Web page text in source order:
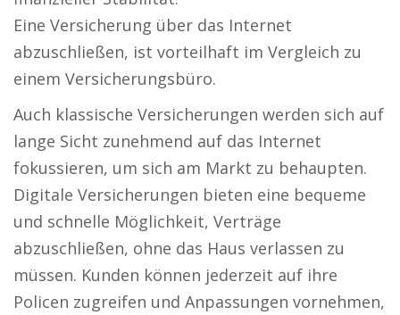
Eine Versicherung über das Internet
abzuschließen, ist vorteilhaft im Vergleich zu
einem Versicherungsbüro.
Auch klassische Versicherungen werden sich auf
lange Sicht zunehmend auf das Internet
fokussieren, um sich am Markt zu behaupten.
Digitale Versicherungen bieten eine bequeme
und schnelle Möglichkeit, Verträge
abzuschließen, ohne das Haus verlassen zu
müssen. Kunden können jederzeit auf ihre
Policen zugreifen und Anpassungen vornehmen,